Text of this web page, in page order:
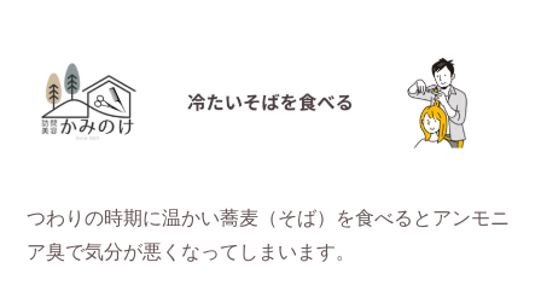
つわりの時期に温かい蕎麦（そば）を食べるとアンモニ
ア臭で気分が悪くなってしまいます。